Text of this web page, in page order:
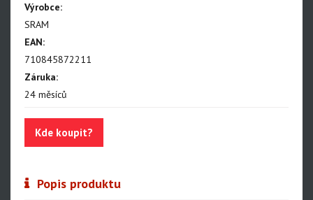
Výrobce:
SRAM
EAN:
710845872211
Záruka:
24 měsíců
Kde koupit?
Popis produktu